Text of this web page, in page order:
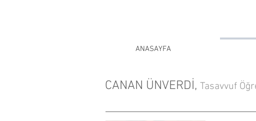
ANASAYFA
CANAN ÜNVERDİ, Tasavvuf